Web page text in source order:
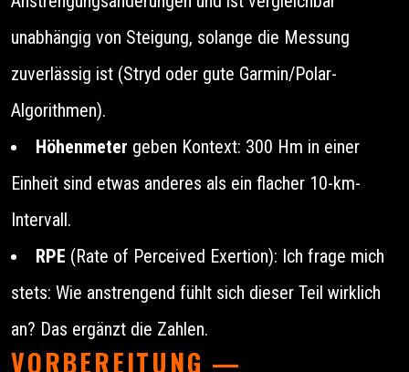
unabhängig von Steigung, solange die Messung
zuverlässig ist (Stryd oder gute Garmin/Polar-
Algorithmen).
Höhenmeter geben Kontext: 300 Hm in einer
Einheit sind etwas anderes als ein flacher 10-km-
Intervall.
RPE (Rate of Perceived Exertion): Ich frage mich
stets: Wie anstrengend fühlt sich dieser Teil wirklich
an? Das ergänzt die Zahlen.
VORBEREITUNG —